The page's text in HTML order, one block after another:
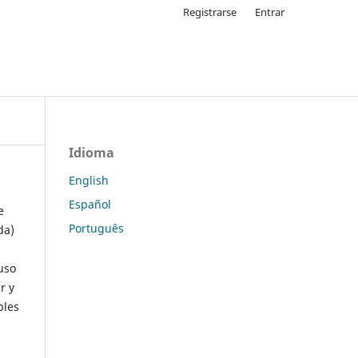
Registrarse Entrar
y
Idioma
English
Español
Português